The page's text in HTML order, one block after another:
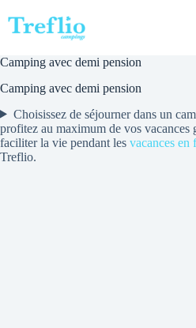
au
contenu
Camping avec demi pension
Camping avec demi pension
Choisissez de séjourner dans un
profitez au maximum de vos vacances
faciliter la vie pendant les vacances en
Treflio.